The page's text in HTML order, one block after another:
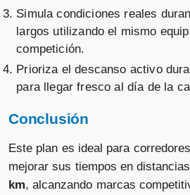
Simula condiciones reales
largos utilizando el mismo
competición.
Prioriza el descanso activo
para llegar fresco al día de la
Conclusión
Este plan es ideal para
mejorar sus tiempos en
km, alcanzando marcas